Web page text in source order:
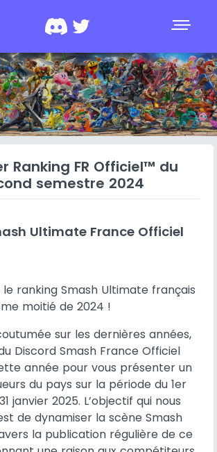
Ranking FR Officiel™ du
semestre 2024
Ultimate France Officiel
le ranking Smash Ultimate français
moitié de 2024 !
sur les dernières années,
Discord Smash France Officiel
année pour vous présenter un
du pays sur la période du 1er
janvier 2025. L’objectif qui nous
de dynamiser la scène Smash
la publication régulière de ce